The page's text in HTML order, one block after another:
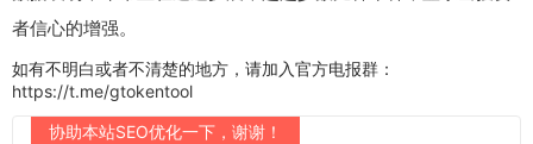
者信心的增强。
如有不明白或者不清楚的地方，请加入官方电报群：
https://t.me/gtokentool
协助本站SEO优化一下，谢谢！